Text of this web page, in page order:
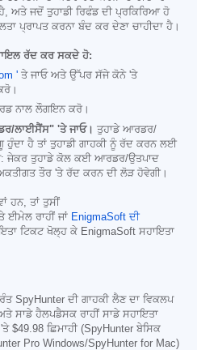
ਅਤੇ ਜਦੋਂ ਤੁਹਾਡੀ ਰਿਫੰਡ ਦੀ ਪ੍ਰਕਿਰਿਆ ਹੋ
ਪ੍ਰਾਪਤ ਕਰਨਾ ਬੰਦ ਕਰ ਦੇਣਾ ਚਾਹੀਦਾ ਹੈ।
ਰੱਦ ਕਰ ਸਕਦੇ ਹੋ:
' ਤੇ ਜਾਓ ਅਤੇ ਉੱਪਰ ਸੱਜੇ ਕੋਨੇ 'ਤੇ
ਨਾਲ ਲੌਗਇਨ ਕਰੋ।
ਲਾਈਸੈਂਸ" 'ਤੇ ਜਾਓ। ਤੁਹਾਡੇ ਆਰਡਰ/
ਹੈ ਤਾਂ ਤੁਹਾਡੀ ਗਾਹਕੀ ਨੂੰ ਰੱਦ ਕਰਨ ਲਈ
ਜੇਕਰ ਤੁਹਾਡੇ ਕੋਲ ਕਈ ਆਰਡਰ/ਉਤਪਾਦ
ਤੌਰ 'ਤੇ ਰੱਦ ਕਰਨ ਦੀ ਲੋੜ ਹੋਵੇਗੀ।
ਹਨ, ਤਾਂ ਤੁਸੀਂ
ਈਮੇਲ ਰਾਹੀਂ ਜਾਂ EnigmaSoft ਦੀ
ਟਿਕਟ ਖੋਲ੍ਹ ਕੇ EnigmaSoft ਸਹਾਇਤਾ
SpyHunter ਦੀ ਗਾਹਕੀ ਲੈਣ ਦਾ ਵਿਕਲਪ
ਸਾਡੇ ਹੈਲਪਡੈਸਕ ਰਾਹੀਂ ਸਾਡੇ ਸਹਾਇਤਾ
$49.98 ਛਿਮਾਹੀ (SpyHunter ਬੇਸਿਕ
Pro Windows/SpyHunter for Mac)